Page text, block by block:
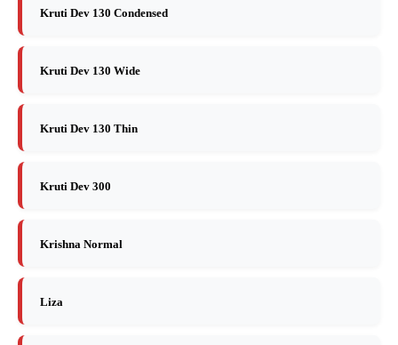
Kruti Dev 130 Condensed
Kruti Dev 130 Wide
Kruti Dev 130 Thin
Kruti Dev 300
Krishna Normal
Liza